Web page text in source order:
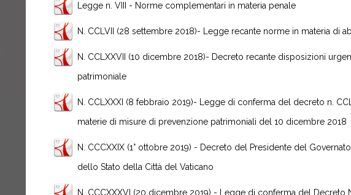
Legge n. VIII - Norme complementari in materia penale
N. CCLVII (28 settembre 2018)- Legge recante norme in materia di
N. CCLXXVII (10 dicembre 2018)- Decreto recante disposizioni
patrimoniale
N. CCLXXXI (8 febbraio 2019)- Legge di conferma del decreto n.
materie di misure di prevenzione patrimoniali del 10 dicembre 2018
N. CCCXXIX (1° ottobre 2019) - Decreto del Presidente del
dello Stato della Città del Vaticano
N. CCCXXXVI (20 dicembre 2019) - Legge di conferma del Decreto